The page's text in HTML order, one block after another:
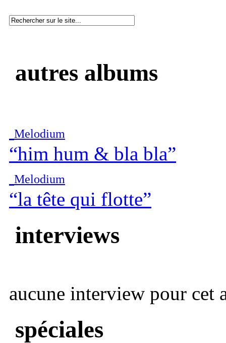
autres albums
Melodium
“him hum & bla bla”
Melodium
“la tête qui flotte”
interviews
aucune interview pour cet
spéciales